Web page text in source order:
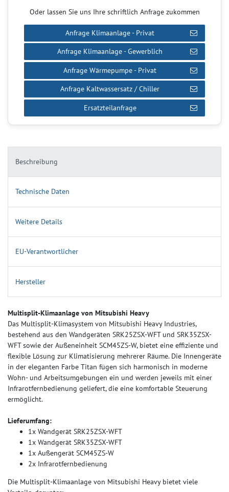
Beschreibung
Technische Daten
Weitere Details
EU-Verantwortlicher
Hersteller
Multisplit-Klimaanlage von Mitsubishi Heavy
Das Multisplit-Klimasystem von Mitsubishi Heavy Industries,
bestehend aus den Wandgeräten SRK25ZSX-WFT und SRK35ZSX-
WFT sowie der Außeneinheit SCM45ZS-W, bietet eine effiziente und
flexible Lösung zur Klimatisierung mehrerer Räume. Die Innengeräte
in der eleganten Farbe Titan fügen sich harmonisch in moderne
Wohn- und Arbeitsumgebungen ein und werden jeweils mit einer
Infrarotfernbedienung geliefert, die eine komfortable Steuerung
ermöglicht.
Lieferumfang:
1x Wandgerät SRK25ZSX-WFT
1x Wandgerät SRK35ZSX-WFT
1x Außengerät SCM45ZS-W
2x Infrarotfernbedienung
Die Multisplit-Klimaanlage von Mitsubishi Heavy bietet viele
Oder lassen Sie uns Ihre schriftlich Anfrage zukommen
Anfrage Klimaanlage - Privat
Anfrage Klimaanlage - Gewerblich
Anfrage Wärmepumpe - Privat
Anfrage Kaltwassersatz / Chiller
Ersatzteilanfrage